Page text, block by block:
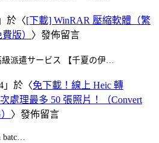
」於〈[下載] WinRAR 壓縮軟體（繁
版） 〉發佈留言
派遣サービス 【千夏の伊…
」於〈免下載！線上 Heic 轉
處理最多 50 張照片！（Convert
〉發佈留言
batc…